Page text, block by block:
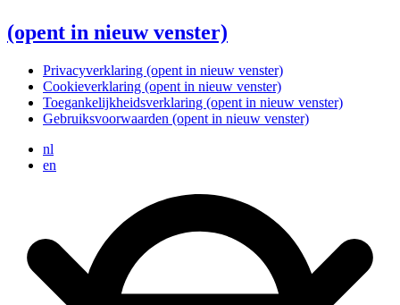
(opent in nieuw venster)
Privacyverklaring (opent in nieuw venster)
Cookieverklaring (opent in nieuw venster)
Toegankelijkheidsverklaring (opent in nieuw venster)
Gebruiksvoorwaarden (opent in nieuw venster)
nl
en